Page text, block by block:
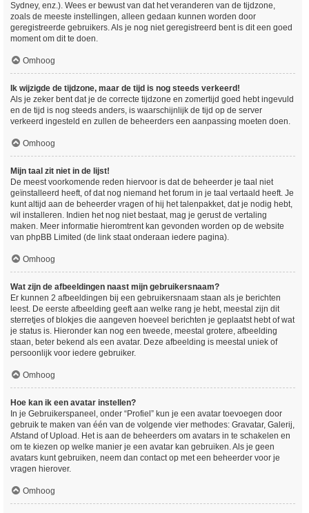
Sydney, enz.). Wees er bewust van dat het veranderen van de tijdzone,
zoals de meeste instellingen, alleen gedaan kunnen worden door
geregistreerde gebruikers. Als je nog niet geregistreerd bent is dit een goed
moment om dit te doen.
Omhoog
Ik wijzigde de tijdzone, maar de tijd is nog steeds verkeerd!
Als je zeker bent dat je de correcte tijdzone en zomertijd goed hebt ingevuld
en de tijd is nog steeds anders, is waarschijnlijk de tijd op de server
verkeerd ingesteld en zullen de beheerders een aanpassing moeten doen.
Omhoog
Mijn taal zit niet in de lijst!
De meest voorkomende reden hiervoor is dat de beheerder je taal niet
geïnstalleerd heeft, of dat nog niemand het forum in je taal vertaald heeft. Je
kunt altijd aan de beheerder vragen of hij het talenpakket, dat je nodig hebt,
wil installeren. Indien het nog niet bestaat, mag je gerust de vertaling
maken. Meer informatie hieromtrent kan gevonden worden op de website
van phpBB Limited (de link staat onderaan iedere pagina).
Omhoog
Wat zijn de afbeeldingen naast mijn gebruikersnaam?
Er kunnen 2 afbeeldingen bij een gebruikersnaam staan als je berichten
leest. De eerste afbeelding geeft aan welke rang je hebt, meestal zijn dit
sterretjes of blokjes die aangeven hoeveel berichten je geplaatst hebt of wat
je status is. Hieronder kan nog een tweede, meestal grotere, afbeelding
staan, beter bekend als een avatar. Deze afbeelding is meestal uniek of
persoonlijk voor iedere gebruiker.
Omhoog
Hoe kan ik een avatar instellen?
In je Gebruikerspaneel, onder “Profiel” kun je een avatar toevoegen door
gebruik te maken van één van de volgende vier methodes: Gravatar, Galerij,
Afstand of Upload. Het is aan de beheerders om avatars in te schakelen en
om te kiezen op welke manier je een avatar kan gebruiken. Als je geen
avatars kunt gebruiken, neem dan contact op met een beheerder voor je
vragen hierover.
Omhoog